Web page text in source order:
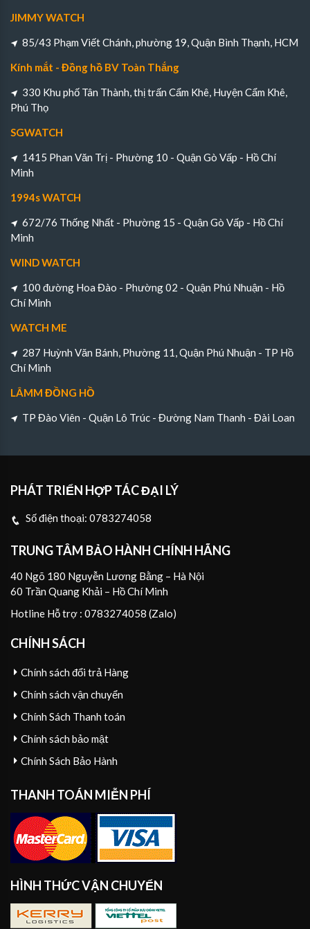
JIMMY WATCH
85/43 Phạm Viết Chánh, phường 19, Quận Bình Thạnh, HCM
Kính mắt - Đồng hồ BV Toàn Thắng
330 Khu phố Tân Thành, thị trấn Cẩm Khê, Huyện Cẩm Khê,
Phú Thọ
SGWATCH
1415 Phan Văn Trị - Phường 10 - Quận Gò Vấp - Hồ Chí
Minh
1994s WATCH
672/76 Thống Nhất - Phường 15 - Quận Gò Vấp - Hồ Chí
Minh
WIND WATCH
100 đường Hoa Đào - Phường 02 - Quận Phú Nhuận - Hồ
Chí Minh
WATCH ME
287 Huỳnh Văn Bánh, Phường 11, Quận Phú Nhuận - TP Hồ
Chí Minh
LÂMM ĐỒNG HỒ
TP Đào Viên - Quận Lô Trúc - Đường Nam Thanh - Đài Loan
PHÁT TRIỂN HỢP TÁC ĐẠI LÝ
Số điện thoại: 0783274058
TRUNG TÂM BẢO HÀNH CHÍNH HÃNG
40 Ngõ 180 Nguyễn Lương Bằng – Hà Nội
60 Trần Quang Khải – Hồ Chí Minh
Hotline Hỗ trợ : 0783274058 (Zalo)
CHÍNH SÁCH
Chính sách đổi trả Hàng
Chính sách vận chuyển
Chính Sách Thanh toán
Chính sách bảo mật
Chính Sách Bảo Hành
THANH TOÁN MIỄN PHÍ
HÌNH THỨC VẬN CHUYỂN